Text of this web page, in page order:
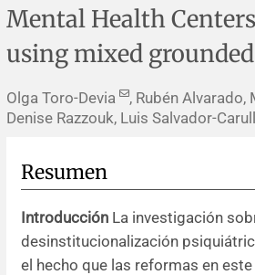
Instrucciones para autores
Patrocinadores y financiamiento
Editores
Resúmenes de congresos
Noticias
Mental Health
using mixed
Olga Toro-Devia
, Rubén Alvarado,
Denise Razzouk, Luis Salvador-
Resumen
Introducción La investigación
desinstitucionalización
el hecho que las reformas en